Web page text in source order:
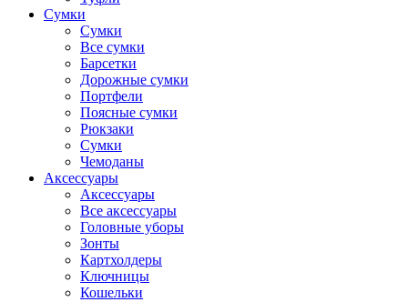
Сумки
Сумки
Все сумки
Барсетки
Дорожные сумки
Портфели
Поясные сумки
Рюкзаки
Сумки
Чемоданы
Аксессуары
Аксессуары
Все аксессуары
Головные уборы
Зонты
Картхолдеры
Ключницы
Кошельки